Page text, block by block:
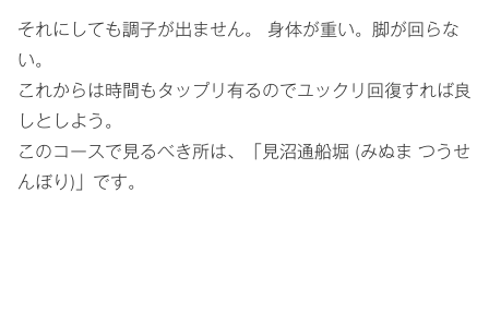
それにしても調子が出ません。 身体が重い。脚が回らな
い。
これからは時間もタップリ有るのでユックリ回復すれば良
しとしよう。
このコースで見るべき所は、「見沼通船堀 (みぬま つうせ
んぼり)」です。